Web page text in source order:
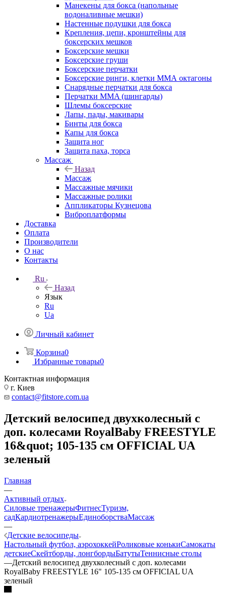
Манекены для бокса (напольные
водоналивные мешки)
Настенные подушки для бокса
Крепления, цепи, кронштейны для
боксерских мешков
Боксерские мешки
Боксерские груши
Боксерские перчатки
Боксерские ринги, клетки ММА октагоны
Снарядные перчатки для бокса
Перчатки MMA (шингарды)
Шлемы боксерские
Лапы, пады, макивары
Бинты для бокса
Капы для бокса
Защита ног
Защита паха, торса
Массаж
Назад
Массаж
Массажные мячики
Массажные ролики
Аппликаторы Кузнецова
Виброплатформы
Доставка
Оплата
Производители
О нас
Контакты
Ru
Назад
Язык
Ru
Ua
Личный кабинет
Корзина0
Избранные товары0
Контактная информация
г. Киев
contact@fitstore.com.ua
Детский велосипед двухколесный с
доп. колесами RoyalBaby FREESTYLE
16&quot; 105-135 см OFFICIAL UA
зеленый
Главная
—
Активный отдых
Силовые тренажерыФитнесТуризм,
садКардиотренажерыЕдиноборстваМассаж
—
Детские велосипеды
Настольный футбол, аэрохоккейРоликовые конькиСамокаты
детскиеСкейтборды, лонгбордыБатутыТеннисные столы
—Детский велосипед двухколесный с доп. колесами
RoyalBaby FREESTYLE 16" 105-135 см OFFICIAL UA
зеленый